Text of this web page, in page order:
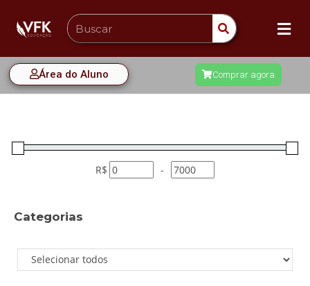
Área do Aluno Comprar agora
R$ -
Categorias